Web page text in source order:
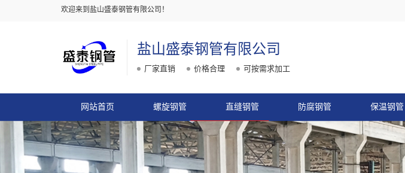
欢迎来到盐山盛泰钢管有限公司！
盐山盛泰钢管有限公司
厂家直销 价格合理 可按需求加工
网站首页 螺旋钢管 直缝钢管 防腐钢管 保温钢管